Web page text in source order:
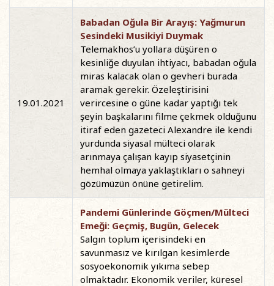
19.01.2021
Babadan Oğula Bir Arayış: Yağmurun
Sesindeki Musikiyi Duymak
Telemakhos’u yollara düşüren o
kesinliğe duyulan ihtiyacı, babadan oğula
miras kalacak olan o gevheri burada
aramak gerekir. Özeleştirisini
verircesine o güne kadar yaptığı tek
şeyin başkalarını filme çekmek olduğunu
itiraf eden gazeteci Alexandre ile kendi
yurdunda siyasal mülteci olarak
arınmaya çalışan kayıp siyasetçinin
hemhal olmaya yaklaştıkları o sahneyi
gözümüzün önüne getirelim.
Pandemi Günlerinde Göçmen/Mülteci
Emeği: Geçmiş, Bugün, Gelecek
Salgın toplum içerisindeki en
savunmasız ve kırılgan kesimlerde
sosyoekonomik yıkıma sebep
olmaktadır. Ekonomik veriler, küresel